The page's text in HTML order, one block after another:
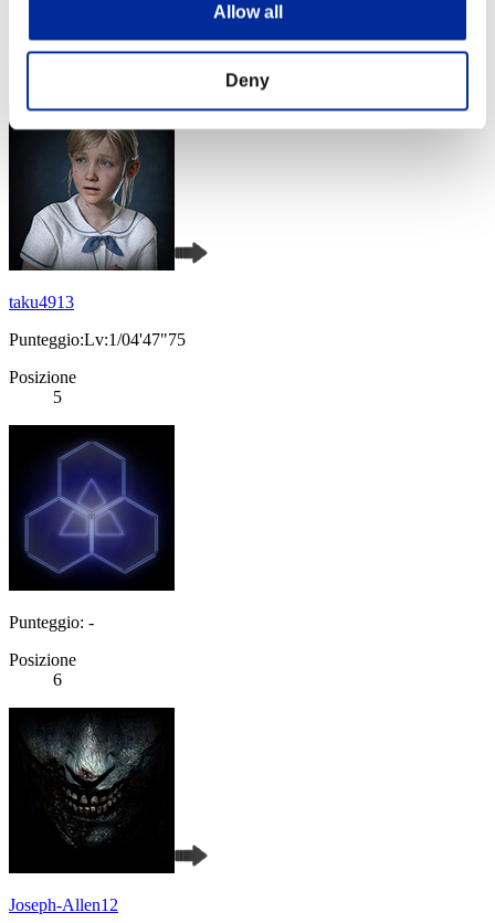
Allow all
Deny
Posizione
taku4913
Punteggio:Lv:1/04'47"75
Posizione
5
Punteggio: -
Posizione
6
Joseph-Allen12